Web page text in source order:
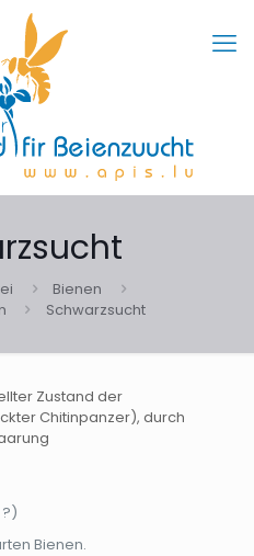
Bienen
Schwarzsucht
Zustand der
Chitinpanzer), durch
Bienen.